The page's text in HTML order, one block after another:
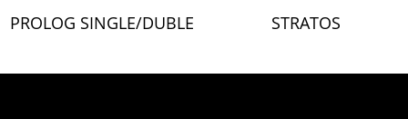
STRATOS
PROLOG SINGLE/DUBLE